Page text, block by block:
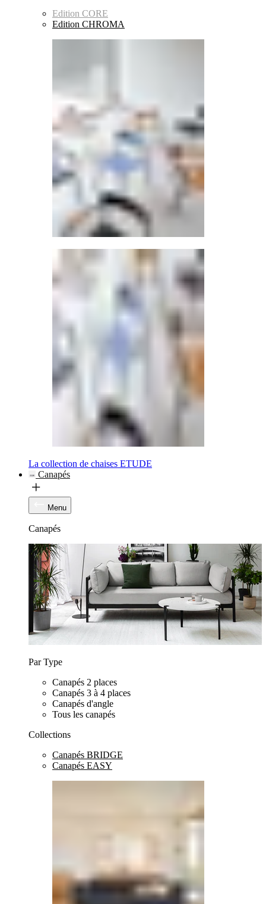
Edition CORE
Edition CHROMA
La collection de chaises ETUDE
Canapés
Menu
Canapés
Par Type
Canapés 2 places
Canapés 3 à 4 places
Canapés d'angle
Tous les canapés
Collections
Canapés BRIDGE
Canapés EASY